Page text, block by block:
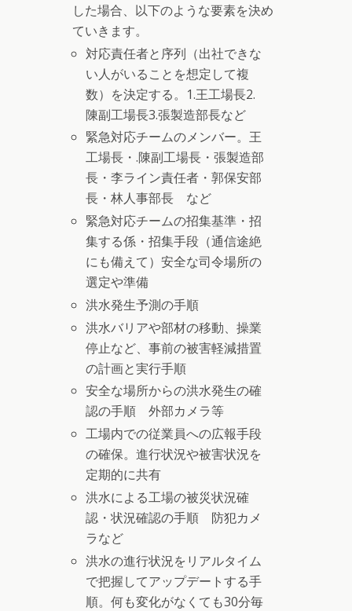
した場合、以下のような要素を決め
ていきます。
対応責任者と序列（出社できな
い人がいることを想定して複
数）を決定する。1.王工場長2.
陳副工場長3.張製造部長など
緊急対応チームのメンバー。王
工場長・.陳副工場長・張製造部
長・李ライン責任者・郭保安部
長・林人事部長 など
緊急対応チームの招集基準・招
集する係・招集手段（通信途絶
にも備えて）安全な司令場所の
選定や準備
洪水発生予測の手順
洪水バリアや部材の移動、操業
停止など、事前の被害軽減措置
の計画と実行手順
安全な場所からの洪水発生の確
認の手順 外部カメラ等
工場内での従業員への広報手段
の確保。進行状況や被害状況を
定期的に共有
洪水による工場の被災状況確
認・状況確認の手順 防犯カメ
ラなど
洪水の進行状況をリアルタイム
で把握してアップデートする手
順。何も変化がなくても30分毎